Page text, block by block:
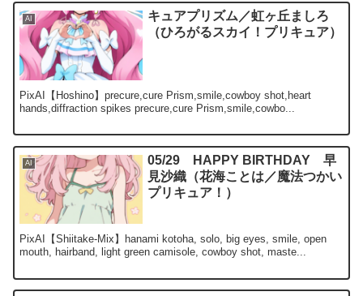
AI
キュアプリズム／虹ヶ丘ましろ
（ひろがるスカイ！プリキュア）
PixAI【Hoshino】precure,cure Prism,smile,cowboy shot,heart
hands,diffraction spikes precure,cure Prism,smile,cowbo...
AI
05/29 HAPPY BIRTHDAY 早
見沙織（花海ことは／魔法つかい
プリキュア！）
PixAI【Shiitake-Mix】hanami kotoha, solo, big eyes, smile, open
mouth, hairband, light green camisole, cowboy shot, maste...